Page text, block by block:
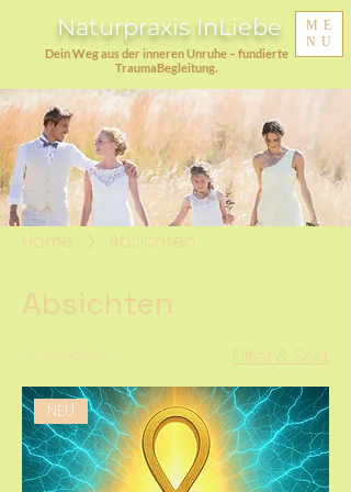
Naturpraxis InLiebe
Dein Weg aus der inneren Unruhe – fundierte
TraumaBegleitung.
ME
NU
Home Absichten
Absichten
Filter & Sort
NEU